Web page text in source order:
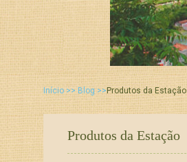
Início >> Blog >> Produtos da Estação
Produtos da Estação